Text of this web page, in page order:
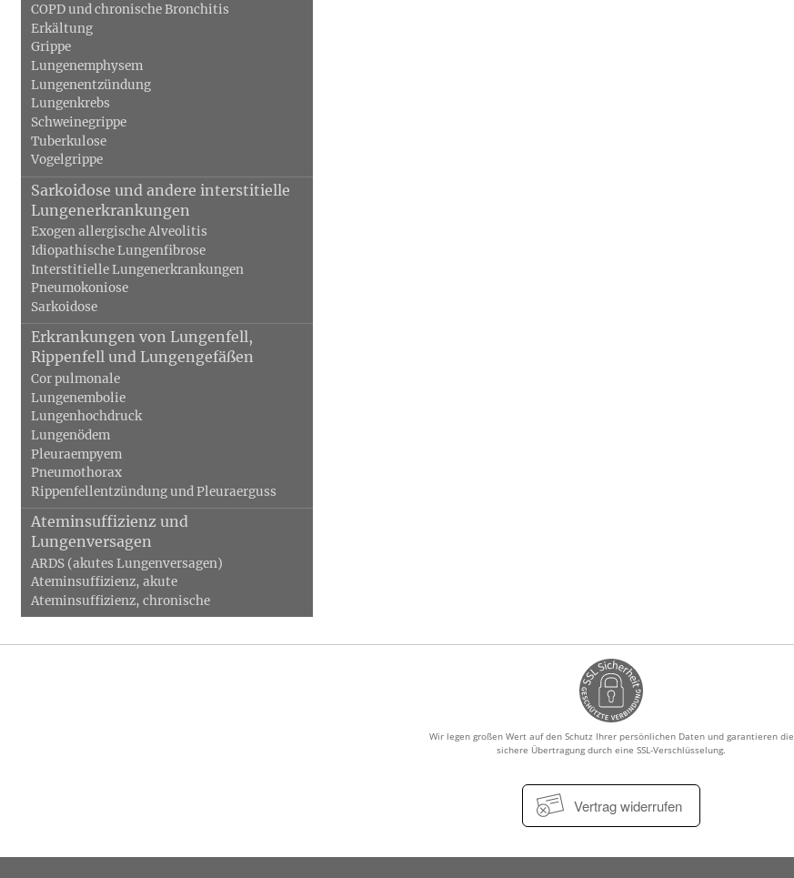
COPD und chronische Bronchitis
Erkältung
Grippe
Lungenemphysem
Lungenentzündung
Lungenkrebs
Schweinegrippe
Tuberkulose
Vogelgrippe
Sarkoidose und andere interstitielle
Lungenerkrankungen
Exogen allergische Alveolitis
Idiopathische Lungenfibrose
Interstitielle Lungenerkrankungen
Pneumokoniose
Sarkoidose
Erkrankungen von Lungenfell,
Rippenfell und Lungengefäßen
Cor pulmonale
Lungenembolie
Lungenhochdruck
Lungenödem
Pleuraempyem
Pneumothorax
Rippenfellentzündung und Pleuraerguss
Ateminsuffizienz und
Lungenversagen
ARDS (akutes Lungenversagen)
Ateminsuffizienz, akute
Ateminsuffizienz, chronische
Wir legen großen Wert auf den Schutz Ihrer persönlichen Daten und garantieren die
sichere Übertragung durch eine SSL-Verschlüsselung.
Vertrag widerrufen